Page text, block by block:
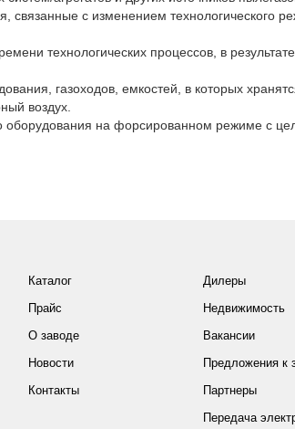
связанные с изменением технологического
технологических процессов, в
газоходов, емкостей, в которых
воздух.
оборудования на форсированном режиме с
Каталог
Прайс
О заводе
Новости
Контакты
Дилеры
Недвижимость
Вакансии
Предложения к
Партнеры
Передача